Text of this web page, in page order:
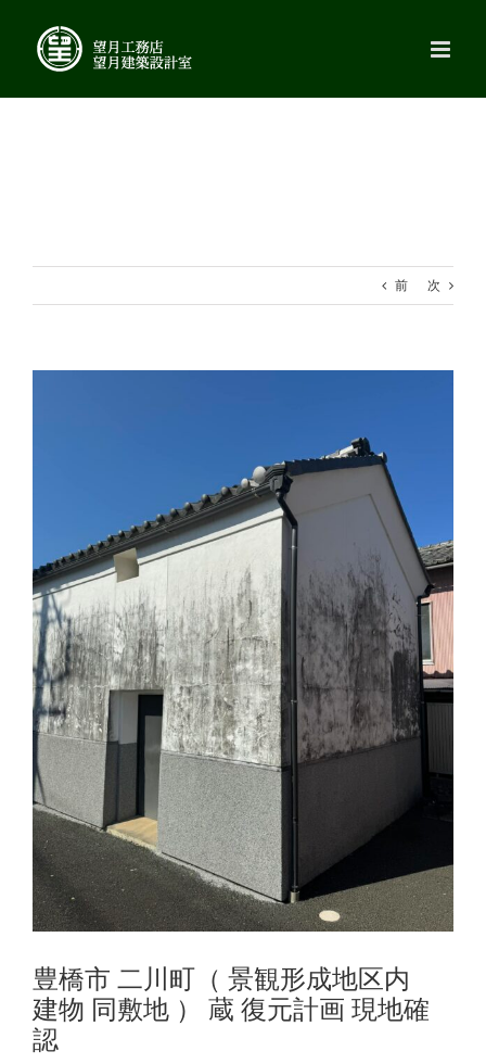
content
前 次
豊橋市 二川町（ 景観形成地区内
建物 同敷地 ） 蔵 復元計画 現地確
認